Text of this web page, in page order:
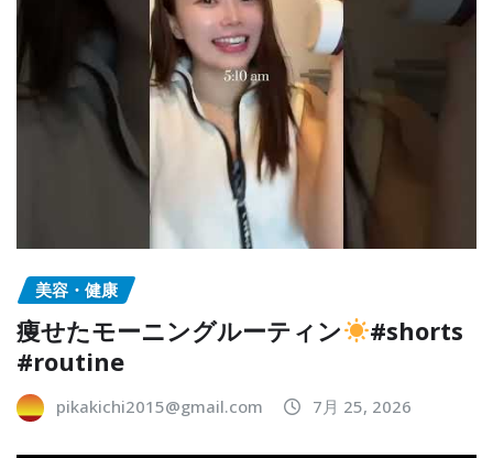
美容・健康
痩せたモーニングルーティン
#shorts
#routine
pikakichi2015@gmail.com 7月 25, 2026